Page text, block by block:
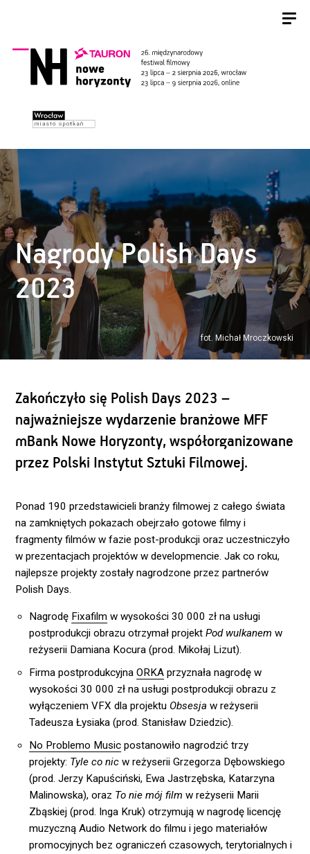
fot. Michał Mroczkowski
Nagrody Polish Days
2023
Zakończyło się Polish Days 2023 –
najważniejsze wydarzenie branżowe MFF
mBank Nowe Horyzonty, współorganizowane
przez Polski Instytut Sztuki Filmowej.
Ponad 190 przedstawicieli branży filmowej z całego świata
na zamkniętych pokazach obejrzało gotowe filmy i
fragmenty filmów w fazie post-produkcji oraz uczestniczyło
w prezentacjach projektów w developmencie. Jak co roku,
najlepsze projekty zostały nagrodzone przez partnerów
Polish Days.
Nagrodę Fixafilm w wysokości 30 000 zł na usługi
postprodukcji obrazu otrzymał projektPod wulkanem w
reżyserii Damiana Kocura (prod. Mikołaj Lizut).
Firma postprodukcyjnaORKA przyznała nagrodę w
wysokości 30 000 zł na usługi postprodukcji obrazu z
wyłączeniem VFX dla projektu Obsesja w reżyserii
Tadeusza Łysiaka (prod. Stanisław Dziedzic).
No Problemo Music postanowiło nagrodzić trzy
projekty: Tyle co nic w reżyserii Grzegorza Dębowskiego
(prod. Jerzy Kapuściński, Ewa Jastrzębska, Katarzyna
Malinowska), oraz To nie mój film w reżyserii Marii
Zbąskiej (prod. Inga Kruk) otrzymują w nagrodę licencję
muzyczną Audio Network do filmu i jego materiałów
promocyjnych bez ograniczeń czasowych, terytorialnych i